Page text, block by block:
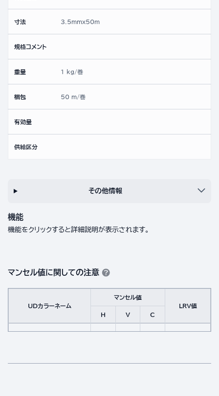
寸法 3.5mmx50ｍ
規格コメント
重量 1 kg/巻
梱包 50 m/巻
有効量
供給区分
その他情報
機能
機能をクリックすると詳細説明が表示されます。
マンセル値に関しての注意
UDカラーネーム
マンセル値
LRV値
H
V C